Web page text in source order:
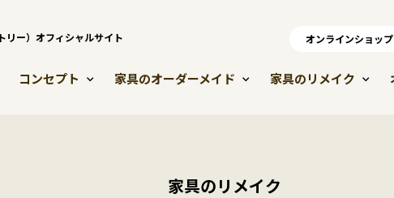
リー）オフィシャルサイト
コンセプト 家具のオーダーメイド 家具のリメイク
オンラインショップ
家具のリメイク